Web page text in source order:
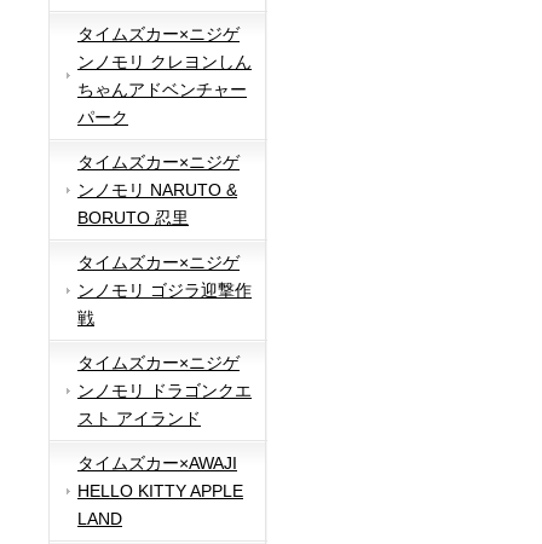
タイムズカー×ニジゲ
ンノモリ クレヨンしん
ちゃんアドベンチャー
パーク
タイムズカー×ニジゲ
ンノモリ NARUTO &
BORUTO 忍里
タイムズカー×ニジゲ
ンノモリ ゴジラ迎撃作
戦
タイムズカー×ニジゲ
ンノモリ ドラゴンクエ
スト アイランド
タイムズカー×AWAJI
HELLO KITTY APPLE
LAND